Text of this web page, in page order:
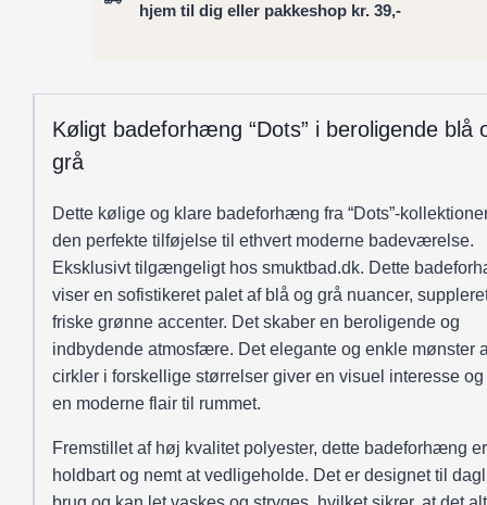
hjem til dig eller pakkeshop kr. 39,-
Køligt badeforhæng “Dots” i beroligende blå
grå
Dette kølige og klare badeforhæng fra “Dots”-
den perfekte tilføjelse til ethvert moderne badeværelse.
Eksklusivt tilgængeligt hos smuktbad.dk. Dette
viser en sofistikeret palet af blå og grå nuancer,
friske grønne accenter. Det skaber en beroligende og
indbydende atmosfære. Det elegante og enkle mønster
cirkler i forskellige størrelser giver en visuel interesse
en moderne flair til rummet.
Fremstillet af høj kvalitet polyester, dette badeforhæng
holdbart og nemt at vedligeholde. Det er designet til